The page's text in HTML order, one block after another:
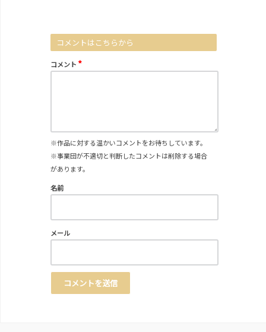
コメントはこちらから
コメント *
※作品に対する温かいコメントをお待ちしています。
※事業団が不適切と判断したコメントは削除する場合
があります。
名前
メール